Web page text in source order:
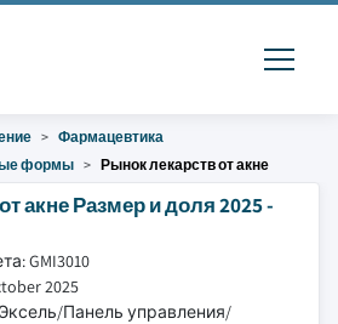
Фармацевтика
формы
Рынок лекарств от акне
акне Размер и доля 2025 -
GMI3010
2025
Панель управления/